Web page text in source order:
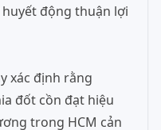
động thuận lợi
xác định rằng
đốt cồn đạt hiệu
trong HCM cản